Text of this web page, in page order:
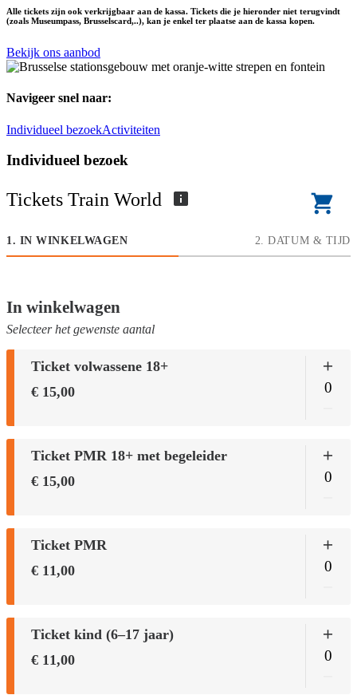
Alle tickets zijn ook verkrijgbaar aan de kassa. Tickets die je hieronder niet terugvindt
(zoals Museumpass, Brusselscard,..), kan je enkel ter plaatse aan de kassa kopen.
Bekijk ons aanbod
Navigeer snel naar:
Individueel bezoekActiviteiten
Individueel bezoek